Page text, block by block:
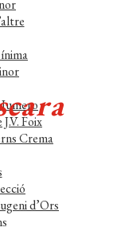
Foix
Crema
d’Ors